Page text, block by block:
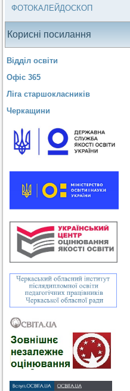
ФОТОКАЛЕЙДОСКОП
Корисні посилання
Відділ освіти
Офіс 365
Ліга старшокласників
Черкащини